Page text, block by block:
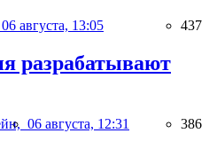
06 августа, 13:05 437
разрабатывают
06 августа, 12:31 386